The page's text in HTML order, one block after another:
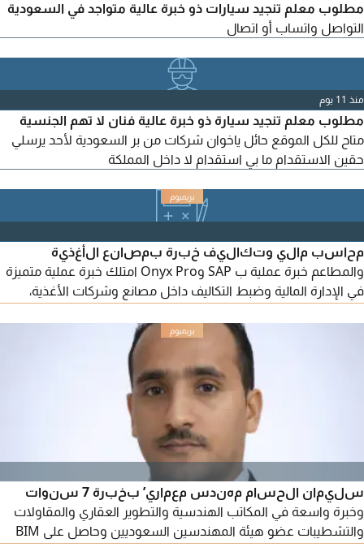
مطلوب معلم تنجيد سيارات ذو خبرة عالية متواجد في السعودية
التواصل واتساب أو اتصال
منذ 11 يوم
مطلوب معلم تنجيد سيارة ذو خبرة عالية فنان لا تهم الجنسية
متاح للكل الموقع حائل ياخوان شركات من بر السعودية لأحد يرسلي
حقين الاستقدام ما بي استقدام لا داخل المملكة
محاسب مالي وتكاليف خبرة بمصانع الأغذية
والمطاعم خبرة عملية ب SAP وOnyx Pro امتلك خبرة عملية متميزة
في الإدارة المالية وضبط التكاليف داخل مصانع وشركات الأغذية،
وسلاسل المطاعم والكافيهات
سليمان الحسام مهندس معماري’ بخبرة 7 سنوات
وخبرة واسعة في المكاتب الهندسية والتطوير العقاري والمقاولات
والتشطيبات عضو هيئة المهندسين السعوديين وحاصل على BIM
ومتقن برامج التصميم الهندسي. أقدم حلولا مبتكرة وجودة تنفيذ